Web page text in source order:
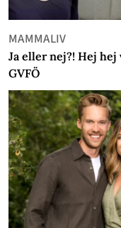
MAMMALIV
Ja eller nej?! Hej hej
GVFÖ